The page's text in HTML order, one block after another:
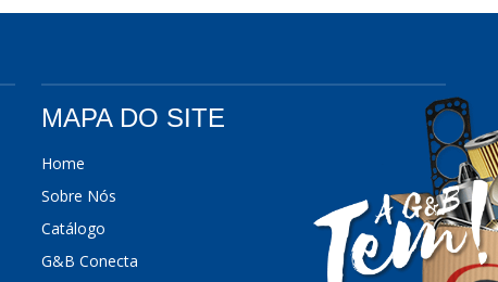
MAPA DO SITE
Home
Sobre Nós
Catálogo
G&B Conecta